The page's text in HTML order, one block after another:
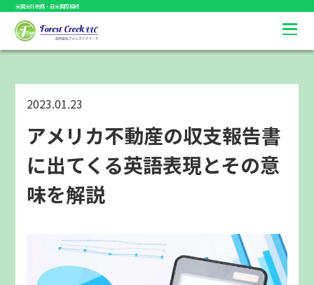
米国会計税務・日米国際相続
2023.01.23
アメリカ不動産の収支報告書
に出てくる英語表現とその意
味を解説